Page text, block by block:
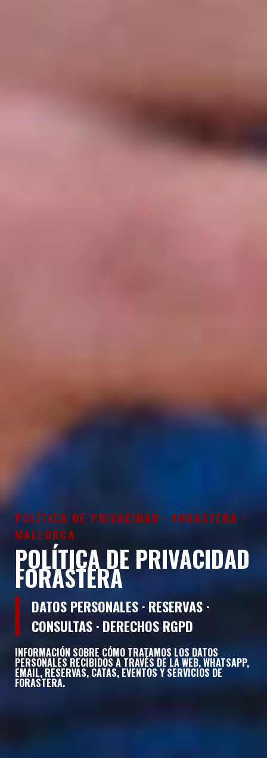
POLÍTICA DE PRIVACIDAD · FORASTERA ·
MALLORCA
POLÍTICA DE PRIVACIDAD
FORASTERA
DATOS PERSONALES · RESERVAS ·
CONSULTAS · DERECHOS RGPD
INFORMACIÓN SOBRE CÓMO TRATAMOS LOS DATOS
PERSONALES RECIBIDOS A TRAVÉS DE LA WEB, WHATSAPP,
EMAIL, RESERVAS, CATAS, EVENTOS Y SERVICIOS DE
FORASTERA.